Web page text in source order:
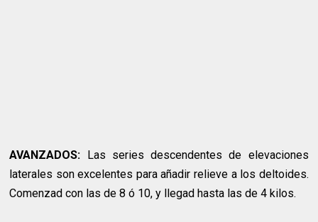
AVANZADOS: Las series descendentes de elevaciones
laterales son excelentes para añadir relieve a los deltoides.
Comenzad con las de 8 ó 10, y llegad hasta las de 4 kilos.